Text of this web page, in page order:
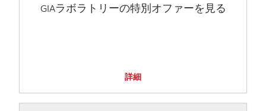
GIAラボラトリーの特別オファーを見る
詳細